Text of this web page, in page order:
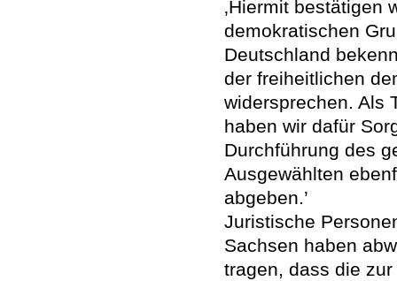
‚Hiermit
demokratischen
Deutschland
der freiheitlichen
widersprechen. Als
haben wir dafür
Durchführung des
Ausgewählten
abgeben.’
Juristische
Sachsen haben
tragen, dass die